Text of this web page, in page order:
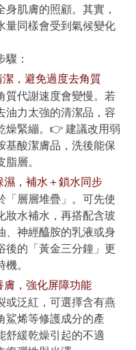
身肌膚的照顧。其實，
量同樣會受到氣候變化
驟：
潔，避免過度去角質
質代謝速度會變慢。若
油力太強的清潔品，容
燥緊繃。👉 建議改用弱
基酸潔膚品，洗後能保
脂層。
濕，補水＋鎖水同步
「層層堆疊」。可先使
妝水補水，再搭配含玻
、神經醯胺的乳液或身
後的「黃金三分鐘」更
機。
膚，強化屏障功能
或泛紅，可選擇含有燕
鯊烯等修護成分的產
舒緩乾燥引起的不適